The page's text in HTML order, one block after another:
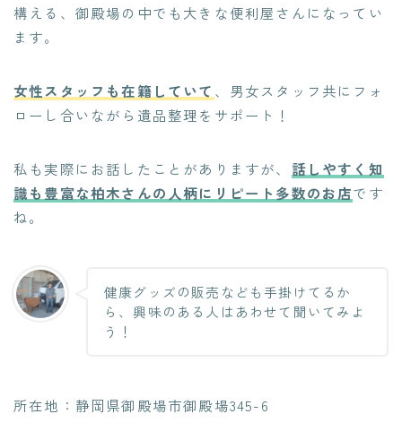
構える、御殿場の中でも大きな便利屋さんになってい
ます。
女性スタッフも在籍 していて 、男女スタッフ共にフォ
ローし合いながら遺品整理をサポート！
私も実際にお話したことがありますが、 話しやすく知
識も豊富な柏木さんの人柄にリピート多数のお店です
ね。
健康グッズの販売なども手掛けてるか
ら、興味のある人はあわせて聞いてみよ
う！
所在地：静岡県御殿場市御殿場345-6